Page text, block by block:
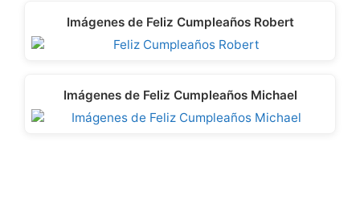
Imágenes de Feliz Cumpleaños Robert
Imágenes de Feliz Cumpleaños Michael